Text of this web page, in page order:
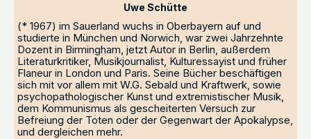
Uwe Schütte
(* 1967) im Sauerland wuchs in Oberbayern auf und
studierte in München und Norwich, war zwei Jahrzehnte
Dozent in Birmingham, jetzt Autor in Berlin, außerdem
Literaturkritiker, Musikjournalist, Kulturessayist und früher
Flaneur in London und Paris. Seine Bücher beschäftigen
sich mit vor allem mit W.G. Sebald und Kraftwerk, sowie
psychopathologischer Kunst und extremistischer Musik,
dem Kommunismus als gescheiterten Versuch zur
Befreiung der Toten oder der Gegenwart der Apokalypse,
und dergleichen mehr.